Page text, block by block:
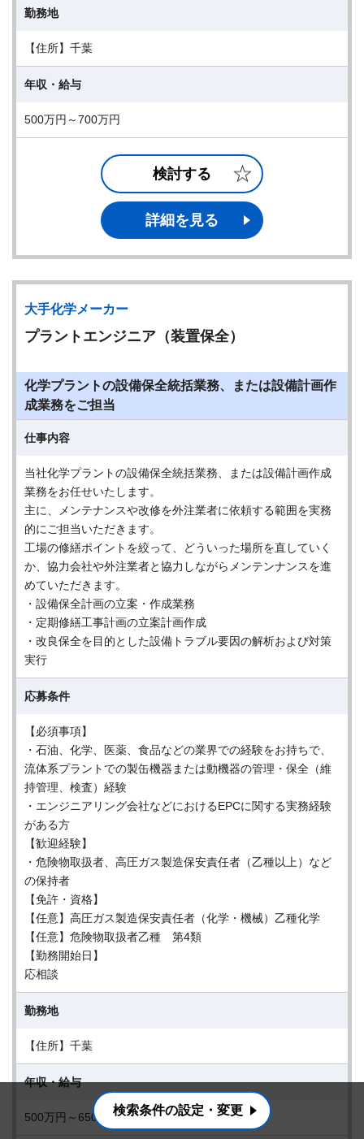
勤務地
【住所】千葉
年収・給与
500万円～700万円
検討する
詳細を見る
大手化学メーカー
プラントエンジニア（装置保全）
化学プラントの設備保全統括業務、または設備計画作
成業務をご担当
仕事内容
当社化学プラントの設備保全統括業務、または設備計画作成
業務をお任せいたします。
主に、メンテナンスや改修を外注業者に依頼する範囲を実務
的にご担当いただきます。
工場の修繕ポイントを絞って、どういった場所を直していく
か、協力会社や外注業者と協力しながらメンテンナンスを進
めていただきます。
・設備保全計画の立案・作成業務
・定期修繕工事計画の立案計画作成
・改良保全を目的とした設備トラブル要因の解析および対策
実行
応募条件
【必須事項】
・石油、化学、医薬、食品などの業界での経験をお持ちで、
流体系プラントでの製缶機器または動機器の管理・保全（維
持管理、検査）経験
・エンジニアリング会社などにおけるEPCに関する実務経験
がある方
【歓迎経験】
・危険物取扱者、高圧ガス製造保安責任者（乙種以上）など
の保持者
【免許・資格】
【任意】高圧ガス製造保安責任者（化学・機械）乙種化学
【任意】危険物取扱者乙種 第4類
【勤務開始日】
応相談
勤務地
【住所】千葉
年収・給与
500万円～650万円検索条件の設定・変更